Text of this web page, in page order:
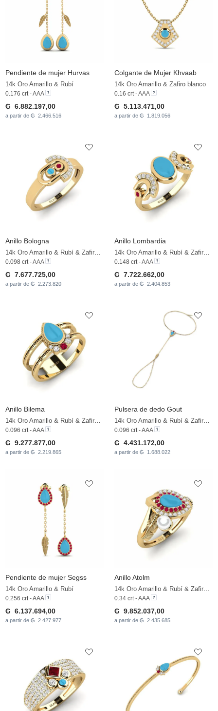
Pendiente de mujer Hurvas
14k Oro Amarillo & Rubí
0.176 crt - AAA
₲ 6.882.197,00
a partir de ₲ 2.466.516
Colgante de Mujer Khvaab
14k Oro Amarillo & Zafiro blanco
0.16 crt - AAA
₲ 5.113.471,00
a partir de ₲ 1.819.056
Anillo Bologna
14k Oro Amarillo & Rubí & Zafiro blanco
0.098 crt - AAA
₲ 7.677.725,00
a partir de ₲ 2.273.820
Anillo Lombardia
14k Oro Amarillo & Rubí & Zafiro blanco
0.148 crt - AAA
₲ 7.722.662,00
a partir de ₲ 2.404.853
Anillo Bilema
14k Oro Amarillo & Rubí & Zafiro blanco
0.096 crt - AAA
₲ 9.277.877,00
a partir de ₲ 2.219.865
Pulsera de dedo Gout
14k Oro Amarillo & Rubí & Zafiro blanco
0.096 crt - AAA
₲ 4.431.172,00
a partir de ₲ 1.688.022
Pendiente de mujer Segss
14k Oro Amarillo & Rubí
0.256 crt - AAA
₲ 6.137.694,00
a partir de ₲ 2.427.977
Anillo Atolm
14k Oro Amarillo & Rubí & Zafiro blanco & Perla blanca
0.34 crt - AAA
₲ 9.852.037,00
a partir de ₲ 2.435.685